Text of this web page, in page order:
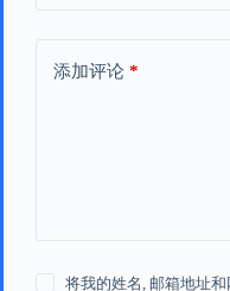
添加评论*
将我的姓名, 邮箱地址